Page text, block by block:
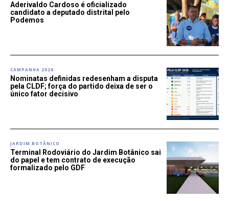
Aderivaldo Cardoso é oficializado
candidato a deputado distrital pelo
Podemos
CAMPANHA 2026
Nominatas definidas redesenham a disputa
pela CLDF; força do partido deixa de ser o
único fator decisivo
JARDIM BOTÂNICO
Terminal Rodoviário do Jardim Botânico sai
do papel e tem contrato de execução
formalizado pelo GDF